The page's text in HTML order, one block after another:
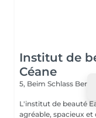
Institut de
Céane
5, Beim Schlass
L'institut de beauté
agréable, spacieux